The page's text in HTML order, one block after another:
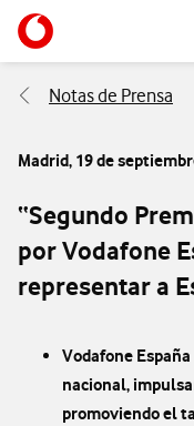
Ir a la pagina principal de
Notas de Prensa
Madrid, 19 de
“Segundo
por Vodafone
representar a
Vodafone
nacional,
promoviendo el